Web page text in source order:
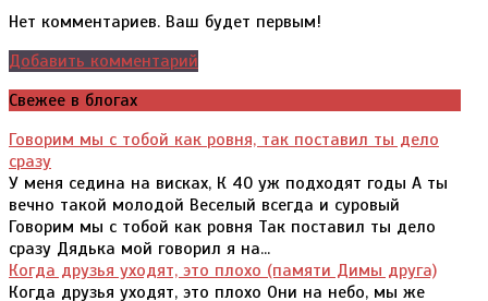
Нет комментариев. Ваш будет первым!
Добавить комментарий
Свежее в блогах
Говорим мы с тобой как ровня, так поставил ты дело
сразу
У меня седина на висках, К 40 уж подходят годы А ты
вечно такой молодой Веселый всегда и суровый
Говорим мы с тобой как ровня Так поставил ты дело
сразу Дядька мой говорил я на...
Когда друзья уходят, это плохо (памяти Димы друга)
Когда друзья уходят, это плохо Они на небо, мы же